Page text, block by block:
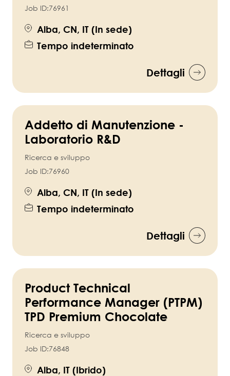
Job ID:76961
Alba, CN, IT (In sede)
Tempo indeterminato
Dettagli
Addetto di Manutenzione -
Laboratorio R&D
Ricerca e sviluppo
Job ID:76960
Alba, CN, IT (In sede)
Tempo indeterminato
Dettagli
Product Technical
Performance Manager (PTPM)
TPD Premium Chocolate
Ricerca e sviluppo
Job ID:76848
Alba, IT (Ibrido)